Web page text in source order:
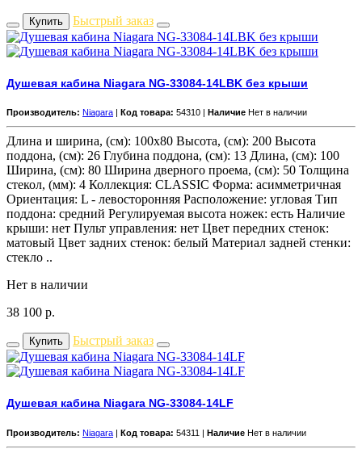
Купить Быстрый заказ
Душевая кабина Niagara NG-33084-14LBK без крыши
Производитель: Niagara | Код товара: 54310 | Наличие Нет в наличии
Длина и ширина, (см): 100x80 Высота, (см): 200 Высота
поддона, (см): 26 Глубина поддона, (см): 13 Длина, (см): 100
Ширина, (см): 80 Ширина дверного проема, (см): 50 Толщина
стекол, (мм): 4 Коллекция: CLASSIC Форма: асимметричная
Ориентация: L - левосторонняя Расположение: угловая Тип
поддона: средний Регулируемая высота ножек: есть Наличие
крыши: нет Пульт управления: нет Цвет передних стенок:
матовый Цвет задних стенок: белый Материал задней стенки:
стекло ..
Нет в наличии
38 100 р.
Купить Быстрый заказ
Душевая кабина Niagara NG-33084-14LF
Производитель: Niagara | Код товара: 54311 | Наличие Нет в наличии